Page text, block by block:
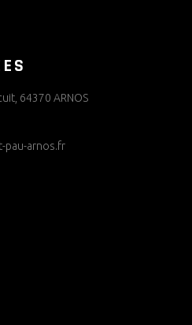
64370 ARNOS
pau-arnos.fr